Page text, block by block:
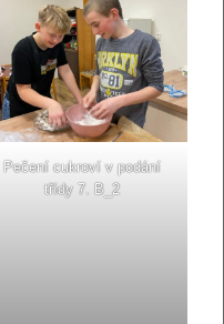
Pečení cukroví v podání
třídy 7. B_2